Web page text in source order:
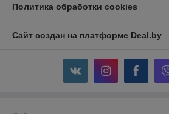
Политика обработки cookies
Сайт создан на платформе Deal.by